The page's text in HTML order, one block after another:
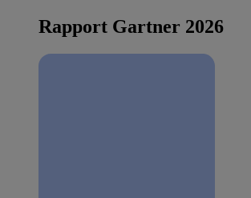
Rapport Gartner 2026